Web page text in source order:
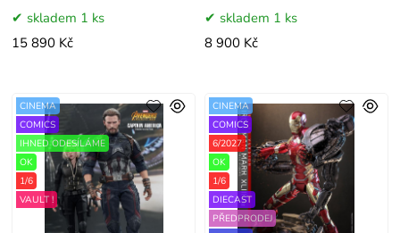
skladem 1 ks
15 890 Kč
skladem 1 ks
8 900 Kč
CINEMA
COMICS
IHNED ODESÍLÁME
OK
1/6
VAULT !
CINEMA
COMICS
6/2027
OK
1/6
DIECAST
PŘEDPRODEJ